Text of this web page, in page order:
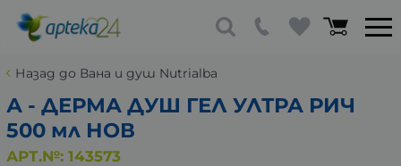
Назад до Вана и душ Nutrialba
А - ДЕРМА ДУШ ГЕЛ УЛТРА РИЧ
500 мл НОВ
АРТ.№: 143573